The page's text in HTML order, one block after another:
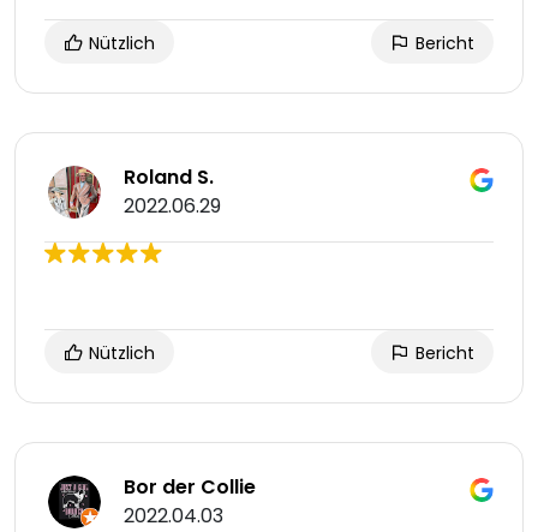
Nützlich Bericht
Roland S.
2022.06.29
Nützlich Bericht
Bor der Collie
2022.04.03